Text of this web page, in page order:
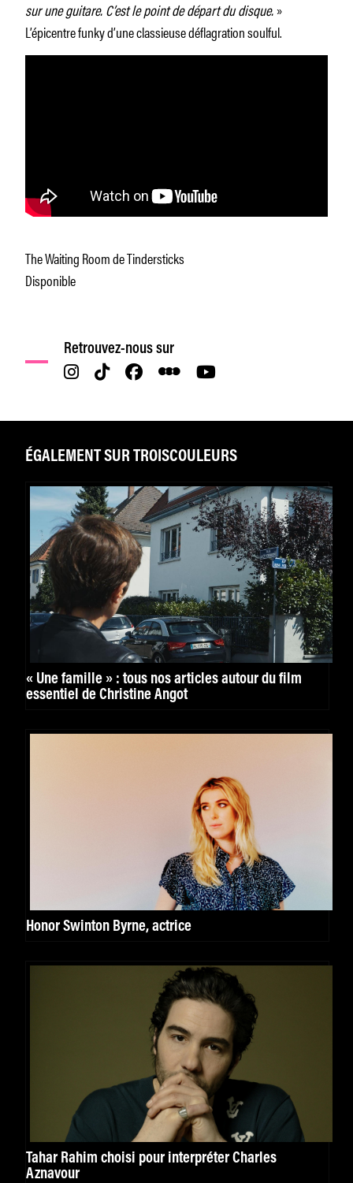
sur une guitare. C’est le point de départ du disque.»
L’épicentre funky d’une classieuse déflagration soulful.
The Waiting Room de Tindersticks
Disponible
Retrouvez-nous sur
ÉGALEMENT SUR TROISCOULEURS
« Une famille » : tous nos articles autour du film
essentiel de Christine Angot
Honor Swinton Byrne, actrice
Tahar Rahim choisi pour interpréter Charles
Aznavour